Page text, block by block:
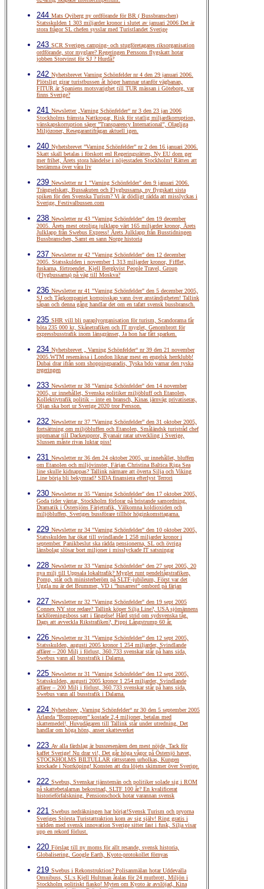
244 Mats Qviberg ny ordförande för BR ( Bussbranschen)
Statsskulden 1 303 miljarder kronor i slutet av januari 2006 Det är
stora frågor SL chefen sysslar med Turistlandet Sverige
243 SCR Sveriges camping- och stugföretagares riksorganisation
ordförande, stor myglare? Regeringen Perssons flygskatt hotar
jobben Storvinst för SJ ? Hurdå?
242 Nyhetsbrevet Varning Schönfelder nr 4 den 29 januari 2006.
Plötsligt girar turistbussen åt höger hamnar utanför vägbanan,
FITUR är Spaniens motsvarighet till TUR mässan i Göteborg, var
finns Sverige?
241 Newsletter „Varning Schönfelder“ nr 3 den 23 jan 2006
Stockholms främsta Nattkrogar, Risk för statlig miljardkorruption,
vänskapskorruption säger ”Transparency International”, Olagliga
Miljözoner, Resegarantifrågan aktuell igen.
240 Nyhetsbrevet ”Varning Schönfelder” nr 2 den 16 januari 2006.
Skatt skall betalas i förskott enl Regeringsrätten, Ny EU dom ger
mer frihet, Årets stora händelse i nöjesstaden Stockholm! Rätten att
bestämma över våra liv
239 Newsletter nr 1 "Varning Schönfelder" den 9 januari 2006.
Trängselskatt, Bussakuten och Flygbussarna, ny flygskatt sista
spiken för den Svenska Turism? Vi är dödligt rädda att misslyckas i
Sverige, Festivalbussen.com
238 Newsletter nr 43 "Varning Schönfelder" den 19 december
2005. Årets mest otroliga julklapp värt 165 miljarder kronor, Årets
Julklapp från Swebus Express! Årets Julklapp från Busstidningen
Bussbranschen, Samt en sann Norge historia
237 Newsletter nr 42 "Varning Schönfelder" den 12 december
2005. Statsskulden i november 1 313 miljarder kronor, Fifflet,
fuskarna, förtroendet, Kjell Bergkvist People Travel, Group
(Flygbussarna) på väg till Moskva?
236 Newsletter nr 41 "Varning Schönfelder" den 5 december 2005,
SJ och Tågkompaniet kompisskap vann över anständigheten! Tallink
såpan och denna gång handlar det om en tafatt svensk bussbransch.
235 SHR vill bli paraplyorganisation för turism, Scandorama får
böta 235 000 kr, Skånetrafiken och IT myglet, Genombrott för
expressbusstrafik inom länsgränser, Ja hon har fått sparken.
234 Nyhetsbrevet „ Varning Schönfelder“ nr 39 den 21 november
2005.WTM resemässa i London liknar mest en engelsk herrklubb!
Dubai drar ifrån som shoppingparadis, Tyska bdo varnar den tyska
regeringen
233 Newsletter nr 38 "Varning Schönfelder" den 14 november
2005, ur innehållet, Svenska politiker miljöbluff och Etanolen,
Kollektivtrafik politik – inte en bransch, Kinas järnväg privatiseras,
Oljan ska bort ur Sverige 2020 tror Persson.
232 Newsletter nr 37 ”Varning Schönfelder” den 31 oktober 2005,
fortsättning om miljöbluffen och Etanolen, Småländsk turistråd chef
uppmanar till Dackeuppror, Ryanair ratar utveckling i Sverige,
Slussen måste rivas luktar piss!
231 Newsletter nr 36 den 24 oktober 2005, ur innehållet, bluffen
om Etanolen och miljövinster, Färjan Christina Baltica Riga Sea
line skulle kidnappas? Tallink närmare att överta Silja och Viking
Line börja bli bekymrad? SIDA finansiera efterlyst Terrori
230 Newsletter nr 35 "Varning Schönfelder" den 17 oktober 2005,
Goda tider väntar, Stockholm förlorar på bristande samordning,
Dramatik i Östersjöns Färjetrafik, Välkomna koldioxiden och
miljöbluffen, Sveriges bussförare tillhör höginkomsttagarna.
229 Newsletter nr 34 "Varning Schönfelder" den 10 oktober 2005,
Statsskulden har ökat till svindlande 1 258 miljarder kronor i
september. Panikbeslut ska rädda pensionerna, SL och övriga
länsbolag slösar bort miljoner i misslyckade IT satsningar
228 Newsletter nr 33 "Varning Schönfelder" den 27 sept 2005, 20
nya milj till Uppsala lokaltrafik? Myglet runt pendeltågstrafiken,
Pomp, ståt och ministerberöm på SLTF-jubileum, Först var det
Uggla nu är det Brummer, VD i ”husarrest” ombord på färjan
227 Newsletter nr 32 "Varning Schönfelder" den 19 sept 2005
Connex NY stor redare? Tallink köper Silja Line?, USA sjömännens
fackföreningsboss satt i fängelse! Hård strid om sydsvenska tåg,
Dags att avveckla Rikstrafiken?, Pippi Långstrump 60 år.
226 Newsletter nr 31 ”Varning Schönfelder” den 12 sept 2005,
Statsskulden, augusti 2005 kronor 1 254 miljarder, Svindlande
affärer – 200 Milj i förlust, 360.733 svenskar står på hans sida,
Swebus vann all busstrafik i Dalarna.
225 Newsletter nr 31 ”Varning Schönfelder” den 12 sept 2005,
Statsskulden, augusti 2005 kronor 1 254 miljarder, Svindlande
affärer – 200 Milj i förlust, 360.733 svenskar står på hans sida,
Swebus vann all busstrafik i Dalarna.
224 Nyhetsbrev „Varning Schönfelder“ nr 30 den 5 september 2005
Arlanda ”Bompengen” kostade 2,4 miljoner, betalas med
skattemedel!, Huvudägaren till Tallink står under utredning, Det
handlar om höga höns, anser skatteverket
223 Av alla färdslag är bussresenären den mest nöjde, Tack för
kaffet Sverige! Nu drar vi!, Det går höga vågor på Östersjö havet,
STOCKHOLMS BILTULLAR rättsstaten urholkas, Kungen
krockade i Norrköping! Konsten att dra löjets skimmer över Sverige.
222 Swebus, Svenskar tjänstemän och politiker solade sig i ROM
på skattebetalarnas bekostnad, SLTF 100 år? En kvalificerat
historieförfalskning, Pensionschock hotar varannan svensk
221 Swebus nedräkningen har börjat!Svensk Turism och pryorna
Sveriges Största Turistattraktion kom av sig själv! Ring gratis i
världen med svensk innovation Sverige sitter fast i fusk, Silja visar
upp en rekord förlust.
220 Förslag till ny moms för allt resande, svensk historia,
Globalisering, Google Earth, Kyoto-protokollet förnyas
219 Swebus i Rekonstruktion? Polisanmälan hotar Uddevalla
Omnibuss, SL:s Kjell Hultman åtalas för 24 mutbrott, Miljön i
Stockholm politiskt fiasko! Myten om Kyoto är avslöjad, Kina